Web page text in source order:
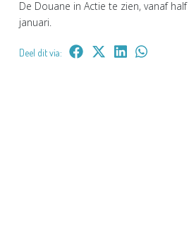
De Douane in Actie te zien, vanaf
januari.
Deel dit via: